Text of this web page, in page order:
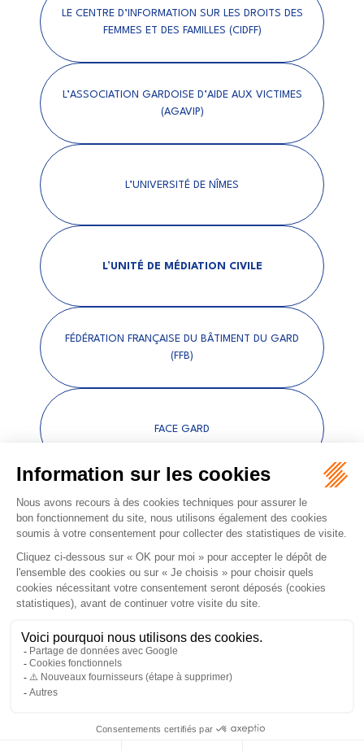
LE CENTRE D’INFORMATION SUR LES DROITS DES
FEMMES ET DES FAMILLES (CIDFF)
L’ASSOCIATION GARDOISE D’AIDE AUX VICTIMES
(AGAVIP)
L’UNIVERSITÉ DE NÎMES
L’UNITÉ DE MÉDIATION CIVILE
FÉDÉRATION FRANÇAISE DU BÂTIMENT DU GARD
(FFB)
FACE GARD
ORDRE DES AVOCATS DE NÎMES
16 rue Régale
30000 NÎMES
NOUS LOCALISER